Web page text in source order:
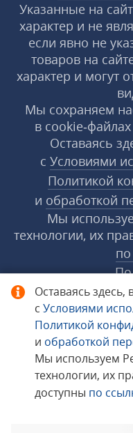
Оставаясь здесь,
с Условиями
Политикой
и обработкой
Мы используем
технологии, их
доступны по
Указанные на
характер и не
если явно не
товаров на
характер и могут
Мы сохраняем
в
Оставаясь
с Условиями
Политикой
и обработкой
Мы
технологии, их
© 1998−2026